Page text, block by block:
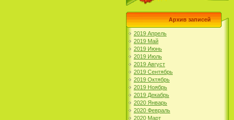
Архив записей
2019 Апрель
2019 Май
2019 Июнь
2019 Июль
2019 Август
2019 Сентябрь
2019 Октябрь
2019 Ноябрь
2019 Декабрь
2020 Январь
2020 Февраль
2020 Март